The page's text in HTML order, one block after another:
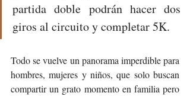
partida doble podrán hacer dos
giros al circuito y completar 5K.
Todo se vuelve un panorama imperdible para
hombres, mujeres y niños, que solo buscan
compartir un grato momento en familia pero